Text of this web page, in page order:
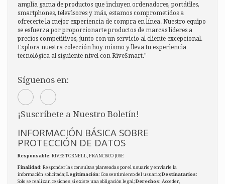
amplia gama de productos que incluyen ordenadores, portátiles,
smartphones, televisores y más, estamos comprometidos a
ofrecerte la mejor experiencia de compra en línea. Nuestro equipo
se esfuerza por proporcionarte productos de marcas líderes a
precios competitivos, junto con un servicio al cliente excepcional.
Explora nuestra colección hoy mismo y lleva tu experiencia
tecnológica al siguiente nivel con RiveSmart."
Síguenos en:
¡Suscríbete a Nuestro Boletín!
INFORMACIÓN BÁSICA SOBRE
PROTECCIÓN DE DATOS
Responsable: RIVES TORNELL, FRANCISCO JOSE
Finalidad: Responder las consultas planteadas por el usuario y enviarle la
información solicitada;Legitimación: Consentimiento del usuario;Destinatarios:
Solo se realizan cesiones si existe una obligación legal;Derechos: Acceder,